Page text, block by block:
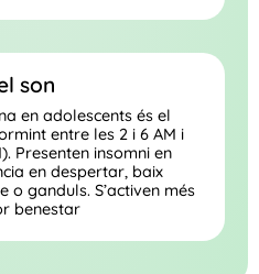
son
en adolescents és el
entre les 2 i 6 AM i
Presenten insomni en
en despertar, baix
o ganduls. S’activen més
benestar